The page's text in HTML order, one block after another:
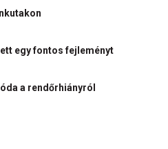
egy fontos fejleményt
a rendőrhiányról